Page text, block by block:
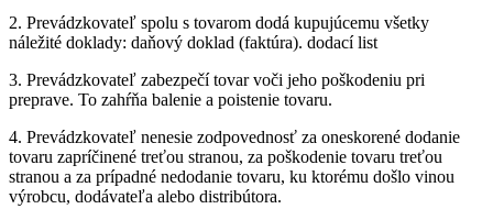
2. Prevádzkovateľ spolu s tovarom dodá kupujúcemu všetky
náležité doklady: daňový doklad (faktúra). dodací list
3. Prevádzkovateľ zabezpečí tovar voči jeho poškodeniu pri
preprave. To zahŕňa balenie a poistenie tovaru.
4. Prevádzkovateľ nenesie zodpovednosť za oneskorené dodanie
tovaru zapríčinené treťou stranou, za poškodenie tovaru treťou
stranou a za prípadné nedodanie tovaru, ku ktorému došlo vinou
výrobcu, dodávateľa alebo distribútora.